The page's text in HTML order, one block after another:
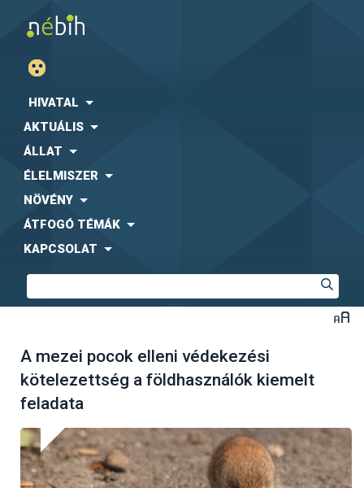
HIVATAL
AKTUÁLIS
ÁLLAT
ÉLELMISZER
NÖVÉNY
ÁTFOGÓ TÉMÁK
KAPCSOLAT
A mezei pocok elleni védekezési
kötelezettség a földhasználók kiemelt
feladata